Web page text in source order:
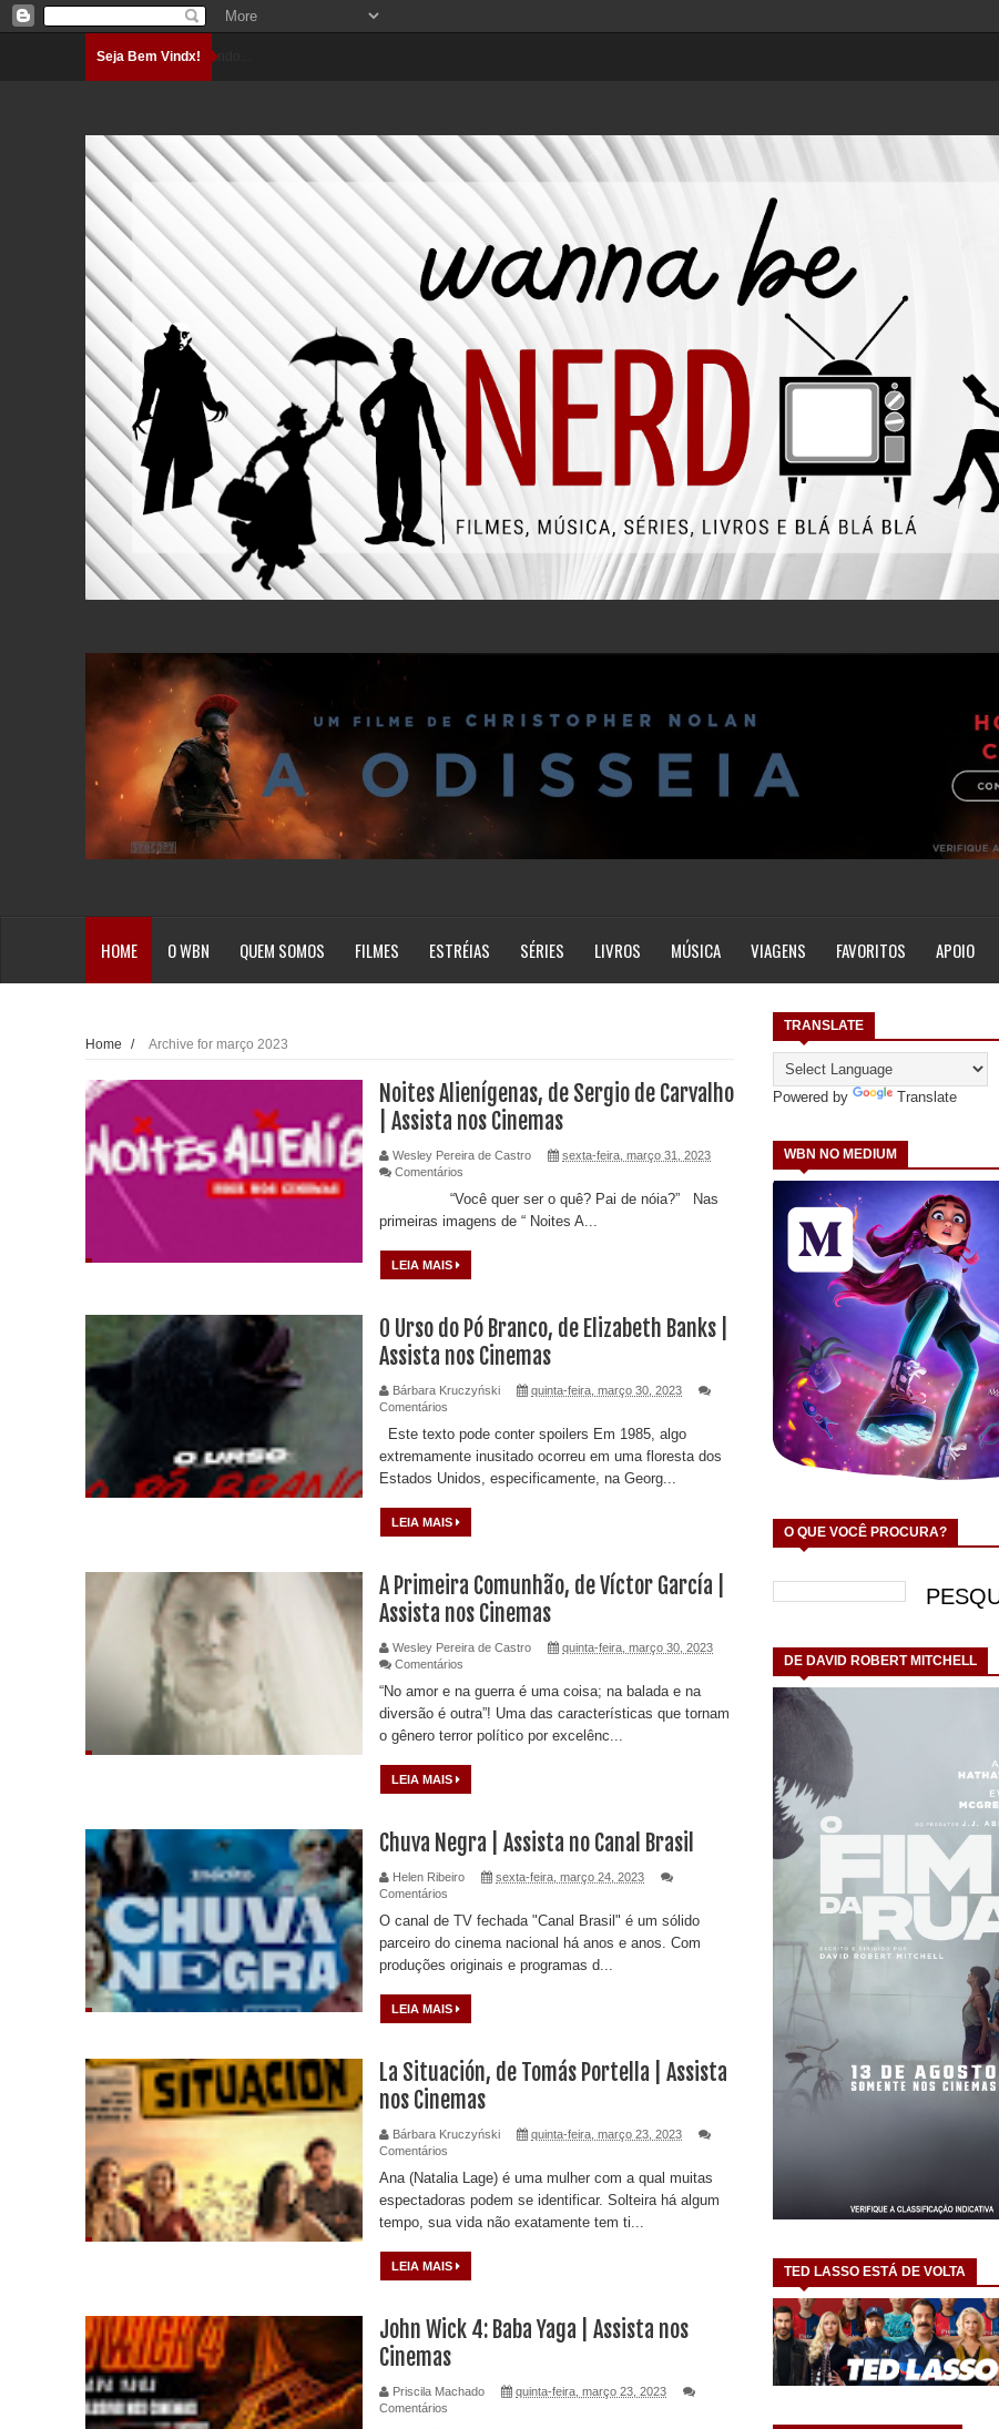
Seja Bem Vindx!Carregando...
HOME O WBN QUEM SOMOS FILMES ESTRÉIAS SÉRIES LIVROS MÚSICA VIAGENS FAVORITOS APOIO
TRANSLATE
Powered by Translate
WBN NO MEDIUM
O QUE VOCÊ PROCURA?
DE DAVID ROBERT MITCHELL
TED LASSO ESTÁ DE VOLTA
Home / Archive for março 2023
Noites Alienígenas, de Sergio de Carvalho
| Assista nos Cinemas
Wesley Pereira de Castro
sexta-feira, março 31, 2023
Comentários
“Você quer ser o quê? Pai de nóia?” Nas
primeiras imagens de “ Noites A...
LEIA MAIS
O Urso do Pó Branco, de Elizabeth Banks |
Assista nos Cinemas
Bárbara Kruczyński
quinta-feira, março 30, 2023
Comentários
Este texto pode conter spoilers Em 1985, algo
extremamente inusitado ocorreu em uma floresta dos
Estados Unidos, especificamente, na Georg...
LEIA MAIS
A Primeira Comunhão, de Víctor García |
Assista nos Cinemas
Wesley Pereira de Castro
quinta-feira, março 30, 2023
Comentários
“No amor e na guerra é uma coisa; na balada e na
diversão é outra”! Uma das características que tornam
o gênero terror político por excelênc...
LEIA MAIS
Chuva Negra | Assista no Canal Brasil
Helen Ribeiro
sexta-feira, março 24, 2023
Comentários
O canal de TV fechada "Canal Brasil" é um sólido
parceiro do cinema nacional há anos e anos. Com
produções originais e programas d...
LEIA MAIS
La Situación, de Tomás Portella | Assista
nos Cinemas
Bárbara Kruczyński
quinta-feira, março 23, 2023
Comentários
Ana (Natalia Lage) é uma mulher com a qual muitas
espectadoras podem se identificar. Solteira há algum
tempo, sua vida não exatamente tem ti...
LEIA MAIS
John Wick 4: Baba Yaga | Assista nos
Cinemas
Priscila Machado
quinta-feira, março 23, 2023
Comentários